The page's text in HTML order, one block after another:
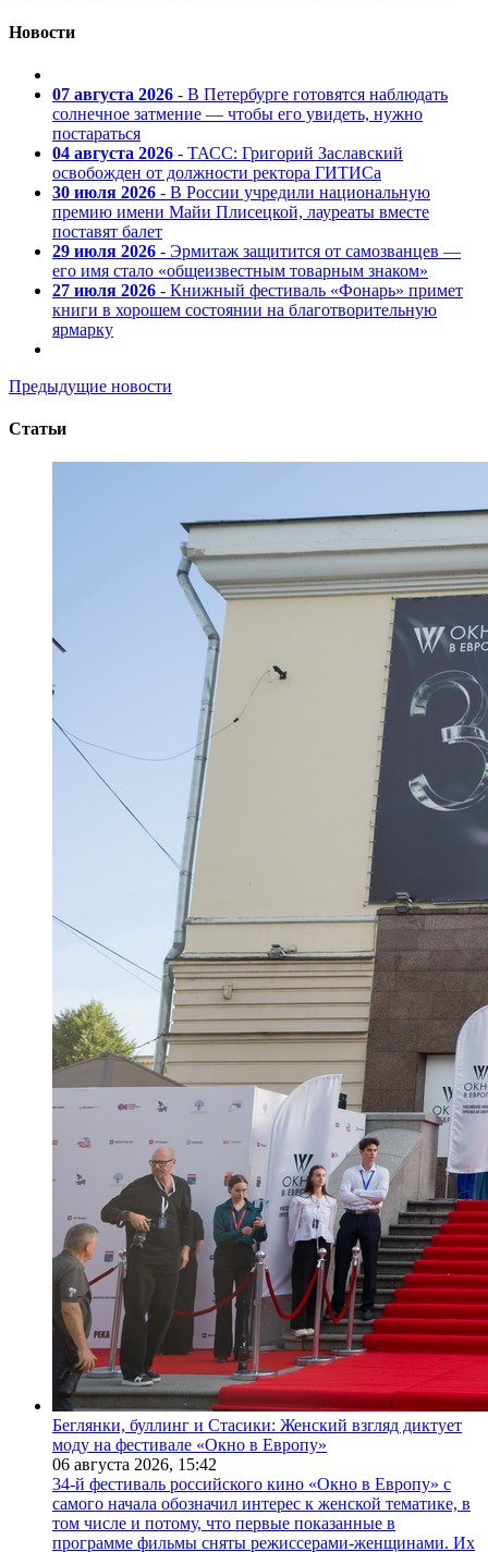
Новости
07 августа 2026 - В Петербурге готовятся наблюдать
солнечное затмение — чтобы его увидеть, нужно
постараться
04 августа 2026 - ТАСС: Григорий Заславский
освобожден от должности ректора ГИТИСа
30 июля 2026 - В России учредили национальную
премию имени Майи Плисецкой, лауреаты вместе
поставят балет
29 июля 2026 - Эрмитаж защитится от самозванцев —
его имя стало «общеизвестным товарным знаком»
27 июля 2026 - Книжный фестиваль «Фонарь» примет
книги в хорошем состоянии на благотворительную
ярмарку
Предыдущие новости
Статьи
Беглянки, буллинг и Стасики: Женский взгляд диктует
моду на фестивале «Окно в Европу»
06 августа 2026, 15:42
34-й фестиваль российского кино «Окно в Европу» с
самого начала обозначил интерес к женской тематике, в
том числе и потому, что первые показанные в
программе фильмы сняты режиссерами-женщинами. Их